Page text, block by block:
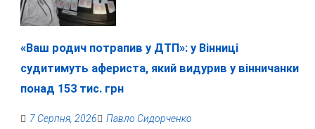
«Ваш родич потрапив у ДТП»: у Вінниці
судитимуть афериста, який видурив у вінничанки
понад 153 тис. грн
7 Серпня, 2026 Павло Сидорченко